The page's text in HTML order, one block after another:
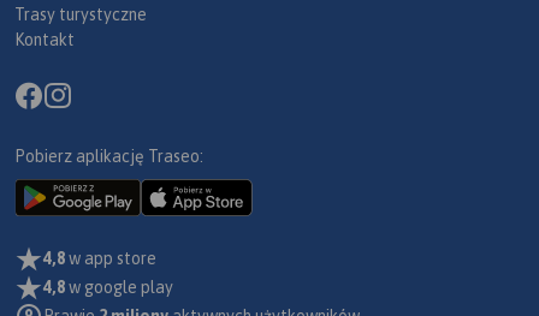
Trasy turystyczne
Kontakt
Pobierz aplikację Traseo:
4,8w app store
4,8w google play